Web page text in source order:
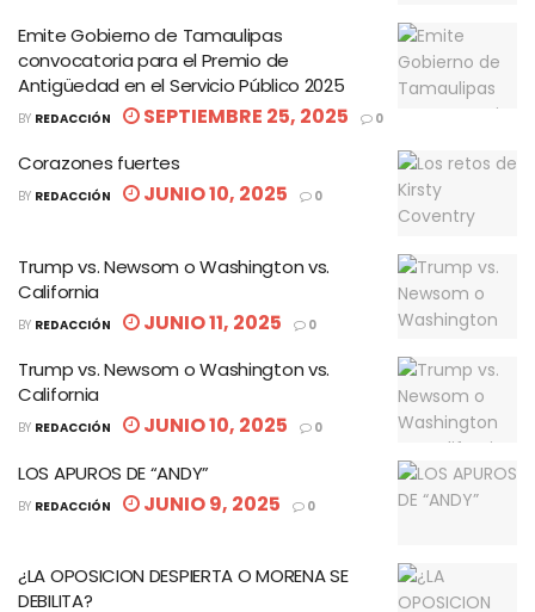
Emite Gobierno de Tamaulipas
convocatoria para el Premio de
Antigüedad en el Servicio Público 2025
BY REDACCIÓN SEPTIEMBRE 25, 2025 0
Corazones fuertes
BY REDACCIÓN JUNIO 10, 2025 0
Trump vs. Newsom o Washington vs.
California
BY REDACCIÓN JUNIO 11, 2025 0
Trump vs. Newsom o Washington vs.
California
BY REDACCIÓN JUNIO 10, 2025 0
LOS APUROS DE “ANDY”
BY REDACCIÓN JUNIO 9, 2025 0
¿LA OPOSICION DESPIERTA O MORENA SE
DEBILITA?